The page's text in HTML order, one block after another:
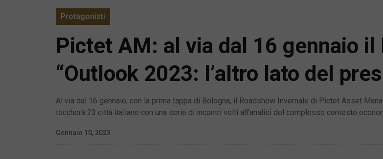
Protagonisti
Pictet AM: al via dal 16 gennaio il
“Outlook 2023: l’altro lato del
Al via dal 16 gennaio, con la prima tappa di Bologna, il Roadshow Invernale di Pictet Asset
toccherà 23 città italiane con una serie di incontri volti all’analisi del complesso contesto
Gennaio 10, 2023